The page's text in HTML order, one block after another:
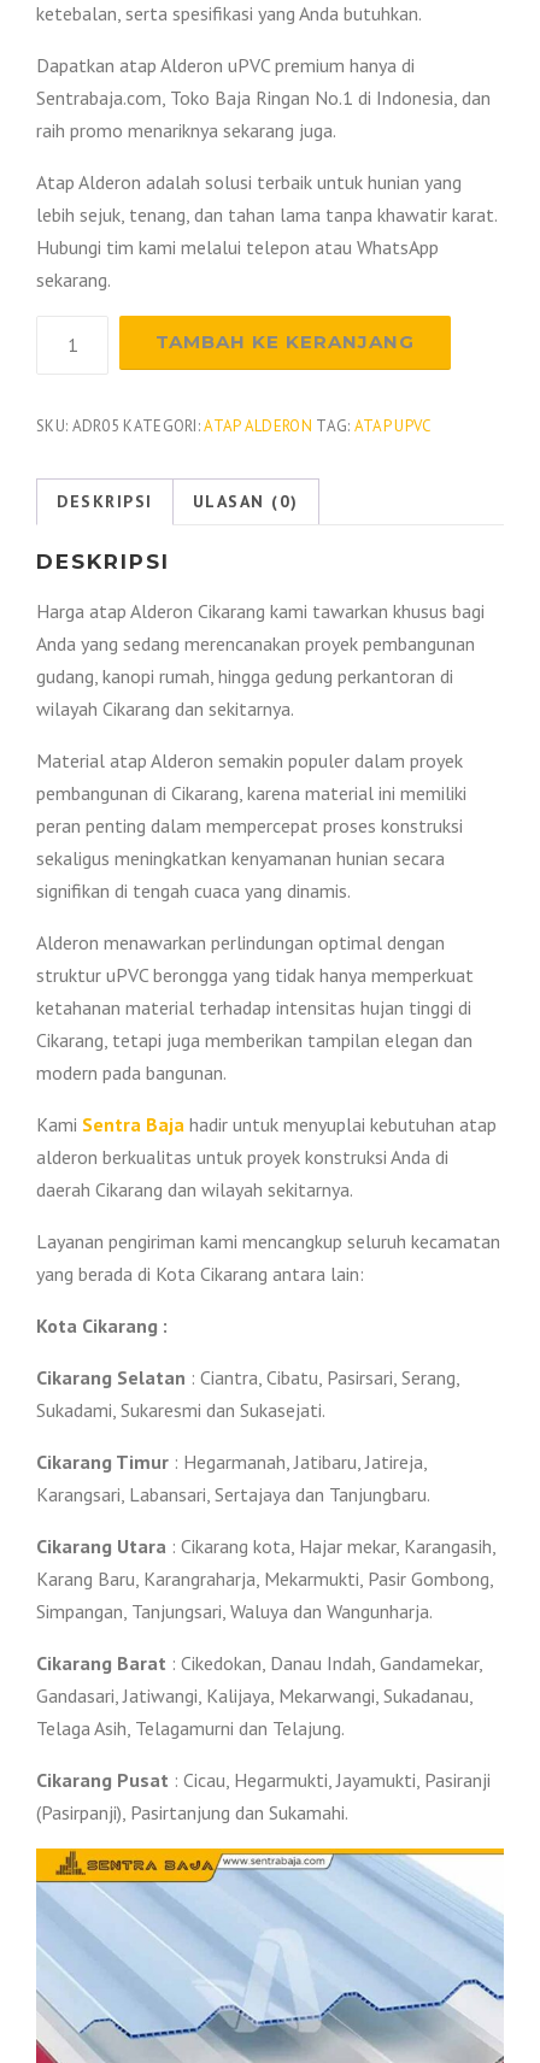
ketebalan, serta spesifikasi yang Anda butuhkan.
Dapatkan atap Alderon uPVC premium hanya di
Sentrabaja.com, Toko Baja Ringan No.1 di Indonesia, dan
raih promo menariknya sekarang juga.
Atap Alderon adalah solusi terbaik untuk hunian yang
lebih sejuk, tenang, dan tahan lama tanpa khawatir karat.
Hubungi tim kami melalui telepon atau WhatsApp
sekarang.
Alderon
2026
TAMBAH KE KERANJANG
SKU: ADR05 KATEGORI:ATAP ALDERON TAG: ATAP UPVC
DESKRIPSI ULASAN (0)
DESKRIPSI
Harga atap Alderon Cikarang kami tawarkan khusus bagi
Anda yang sedang merencanakan proyek pembangunan
gudang, kanopi rumah, hingga gedung perkantoran di
wilayah Cikarang dan sekitarnya.
Material atap Alderon semakin populer dalam proyek
pembangunan di Cikarang, karena material ini memiliki
peran penting dalam mempercepat proses konstruksi
sekaligus meningkatkan kenyamanan hunian secara
signifikan di tengah cuaca yang dinamis.
Alderon menawarkan perlindungan optimal dengan
struktur uPVC berongga yang tidak hanya memperkuat
ketahanan material terhadap intensitas hujan tinggi di
Cikarang, tetapi juga memberikan tampilan elegan dan
modern pada bangunan.
Kami Sentra Baja hadir untuk menyuplai kebutuhan atap
alderon berkualitas untuk proyek konstruksi Anda di
daerah Cikarang dan wilayah sekitarnya.
Layanan pengiriman kami mencangkup seluruh kecamatan
yang berada di Kota Cikarang antara lain:
Kota Cikarang :
Cikarang Selatan : Ciantra, Cibatu, Pasirsari, Serang,
Sukadami, Sukaresmi dan Sukasejati.
Cikarang Timur : Hegarmanah, Jatibaru, Jatireja,
Karangsari, Labansari, Sertajaya dan Tanjungbaru.
Cikarang Utara : Cikarang kota, Hajar mekar, Karangasih,
Karang Baru, Karangraharja, Mekarmukti, Pasir Gombong,
Simpangan, Tanjungsari, Waluya dan Wangunharja.
Cikarang Barat : Cikedokan, Danau Indah, Gandamekar,
Gandasari, Jatiwangi, Kalijaya, Mekarwangi, Sukadanau,
Telaga Asih, Telagamurni dan Telajung.
Cikarang Pusat : Cicau, Hegarmukti, Jayamukti, Pasiranji
(Pasirpanji), Pasirtanjung dan Sukamahi.